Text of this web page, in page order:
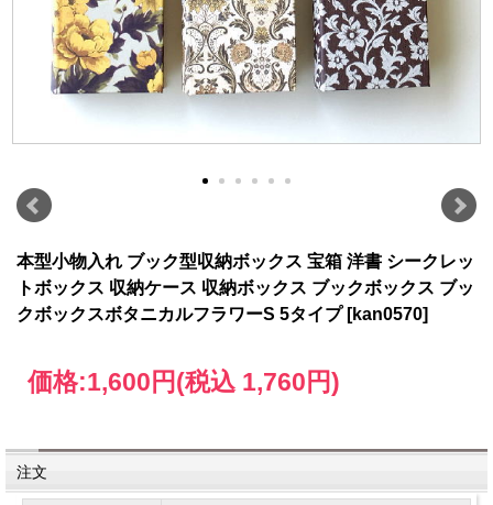
本型小物入れ ブック型収納ボックス 宝箱 洋書 シークレッ
トボックス 収納ケース 収納ボックス ブックボックス ブッ
クボックスボタニカルフラワーS 5タイプ [kan0570]
価格:1,600円(税込 1,760円)
注文